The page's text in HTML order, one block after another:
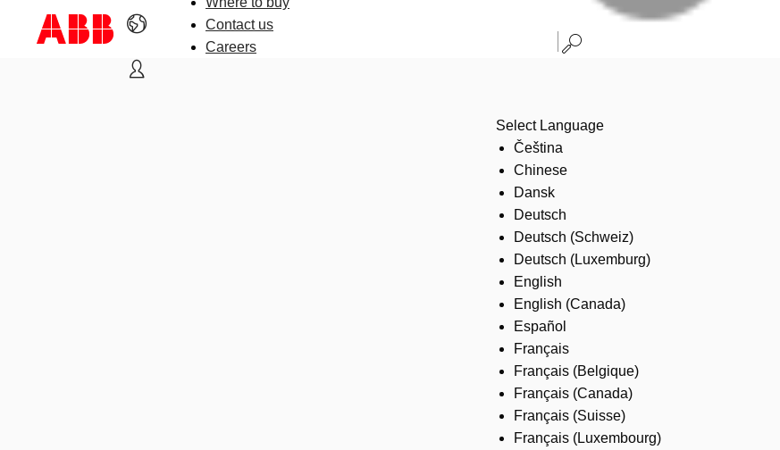
Contact us
Careers
Select Language
Čeština
Chinese
Dansk
Deutsch
Deutsch (Schweiz)
Deutsch (Luxemburg)
English
English (Canada)
Español
Français
Français (Belgique)
Français (Canada)
Français (Suisse)
Français (Luxembourg)